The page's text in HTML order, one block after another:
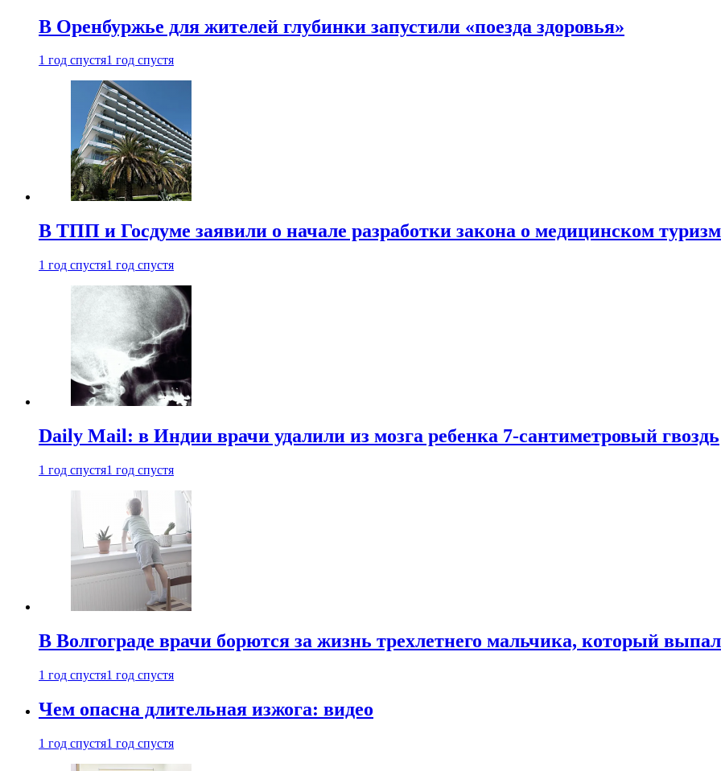
В Оренбуржье для жителей глубинки запустили «поезда здоровья»
1 год спустя1 год спустя
В ТПП и Госдуме заявили о начале разработки закона о медицинском
1 год спустя1 год спустя
Daily Mail: в Индии врачи удалили из мозга ребенка 7-сантиметровый гвоздь
1 год спустя1 год спустя
В Волгограде врачи борются за жизнь трехлетнего мальчика, который
1 год спустя1 год спустя
Чем опасна длительная изжога: видео
1 год спустя1 год спустя